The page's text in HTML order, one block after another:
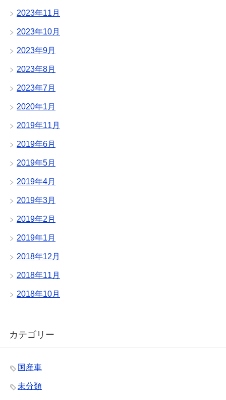
2023年11月
2023年10月
2023年9月
2023年8月
2023年7月
2020年1月
2019年11月
2019年6月
2019年5月
2019年4月
2019年3月
2019年2月
2019年1月
2018年12月
2018年11月
2018年10月
カテゴリー
国産車
未分類